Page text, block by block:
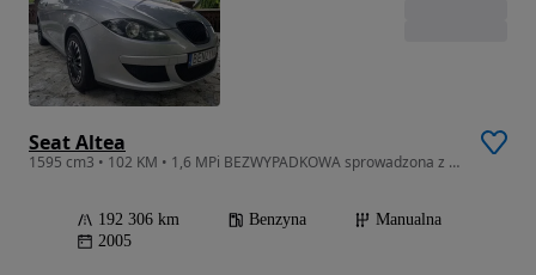
Seat Altea
1595 cm3 • 102 KM • 1,6 MPi BEZWYPADKOWA sprowadzona z Niemiec opłacona
192 306 km Benzyna
Manualna
2005